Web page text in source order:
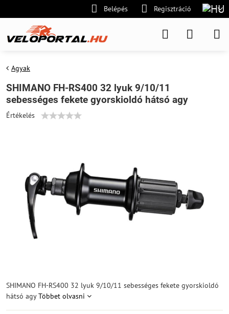
Belépés Regisztráció
Agyak
SHIMANO FH-RS400 32 lyuk 9/10/11
sebességes fekete gyorskioldó hátsó agy
Értékelés
SHIMANO FH-RS400 32 lyuk 9/10/11 sebességes fekete gyorskioldó
hátsó agyTöbbet olvasni